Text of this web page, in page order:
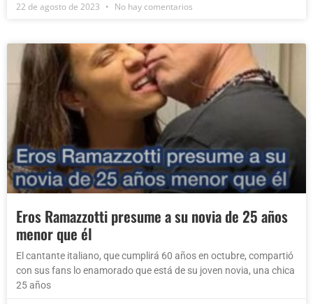
22 de agosto de 2023 No hay comentarios
Eros Ramazzotti presume a su novia de 25 años
menor que él
El cantante italiano, que cumplirá 60 años en octubre, compartió
con sus fans lo enamorado que está de su joven novia, una chica
25 años